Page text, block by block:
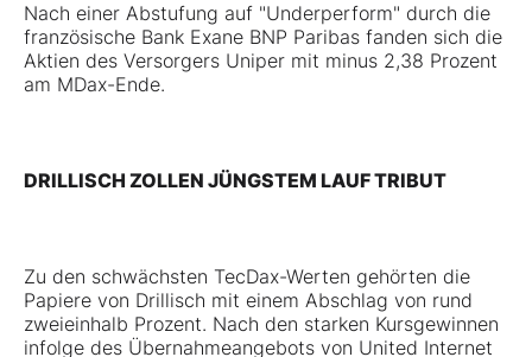
Nach einer Abstufung auf "Underperform" durch die
französische Bank Exane BNP Paribas fanden sich die
Aktien des Versorgers Uniper mit minus 2,38 Prozent
am MDax-Ende.
DRILLISCH ZOLLEN JÜNGSTEM LAUF TRIBUT
Zu den schwächsten TecDax-Werten gehörten die
Papiere von Drillisch mit einem Abschlag von rund
zweieinhalb Prozent. Nach den starken Kursgewinnen
infolge des Übernahmeangebots von United Internet